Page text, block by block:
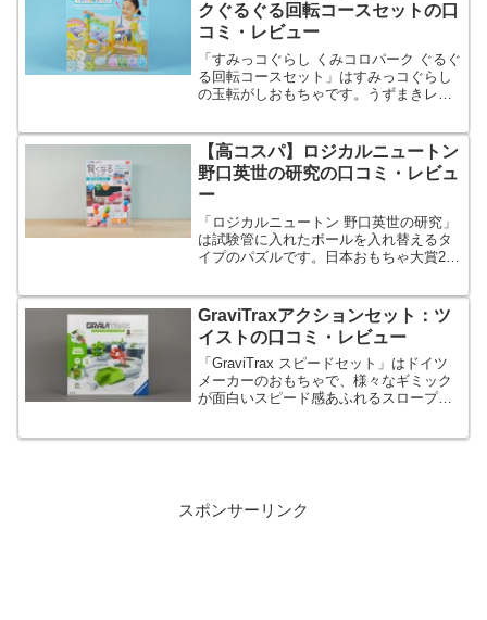
クぐるぐる回転コースセットの口
コミ・レビュー
「すみっコぐらし くみコロパーク ぐるぐ
る回転コースセット」はすみっコぐらし
の玉転がしおもちゃです。うずまきレー
【高コスパ】ロジカルニュートン
野口英世の研究の口コミ・レビュ
ー
「ロジカルニュートン 野口英世の研究」
は試験管に入れたボールを入れ替えるタ
イプのパズルです。日本おもちゃ大賞202
GraviTraxアクションセット：ツ
イストの口コミ・レビュー
「GraviTrax スピードセット」はドイツ
メーカーのおもちゃで、様々なギミック
が面白いスピード感あふれるスロープト
スポンサーリンク